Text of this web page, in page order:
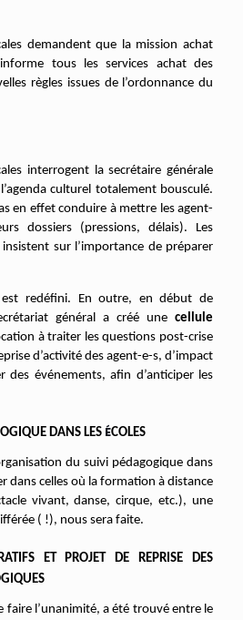
demandent que la mission achat
tous les services achat des
règles issues de l’ordonnance du
interrogent la secrétaire générale
culturel totalement bousculé.
en effet conduire à mettre les agent-
dossiers (pressions, délais). Les
sur l’importance de préparer
redéfini. En outre, en début de
général a créé une cellule
à traiter les questions post-crise
d’activité des agent-e-s, d’impact
des événements, afin d’anticiper les
DANS LES ÉCOLES
du suivi pédagogique dans
dans celles où la formation à distance
vivant, danse, cirque, etc.), une
( !), nous sera faite.
ET PROJET DE REPRISE DES
faire l’unanimité, a été trouvé entre le